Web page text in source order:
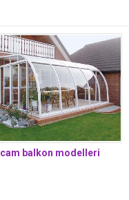
cam balkon modelleri